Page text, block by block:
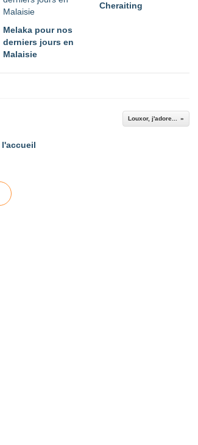
Melaka pour nos
derniers jours en
Malaisie
Cheraiting
Louxor, j'adore...
l'accueil